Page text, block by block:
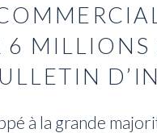
MILLIONS
à la grande